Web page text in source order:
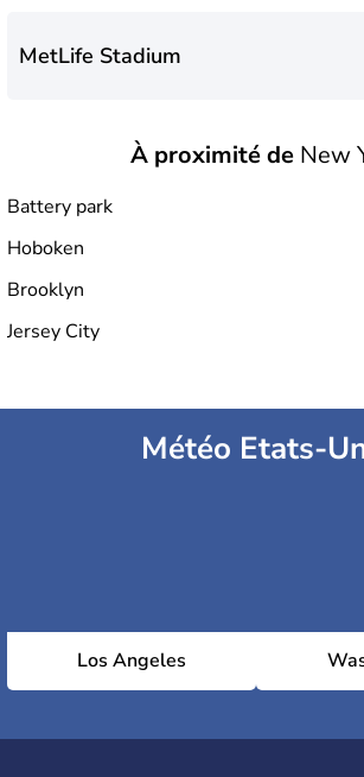
MetLife Stadium
Yankee StadiumÀ proximité deNew
Battery park
Hoboken
Brooklyn
Jersey City
Météo Etats-
Los Angeles